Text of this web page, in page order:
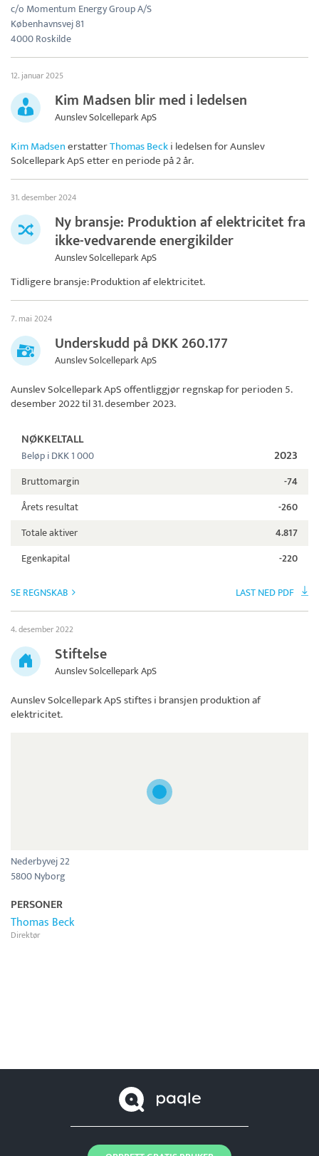
c/o Momentum Energy Group A/S
Københavnsvej 81
4000 Roskilde
12. januar 2025
Kim Madsen blir med i ledelsen
Aunslev Solcellepark ApS
Kim MadsenerstatterThomas Becki ledelsen forAunslev
Solcellepark ApSetter en periode på 2 år.
31. desember 2024
Ny bransje: Produktion af elektricitet fra
ikke-vedvarende energikilder
Aunslev Solcellepark ApS
Tidligere bransje: Produktion af elektricitet.
7. mai 2024
Underskudd på DKK 260.177
Aunslev Solcellepark ApS
Aunslev Solcellepark ApSoffentliggjør regnskap for perioden 5.
desember 2022 til 31. desember 2023.
NØKKELTALL
Beløp i DKK 1 000 2023
Bruttomargin
-74
Årets resultat
-260
Totale aktiver
4.817
Egenkapital
-220
SE REGNSKAB LAST NED PDF
4. desember 2022
Stiftelse
Aunslev Solcellepark ApS
Aunslev Solcellepark ApSstiftes i bransjen produktion af
elektricitet.
Nederbyvej 22
5800 Nyborg
PERSONER
Thomas Beck
Direktør